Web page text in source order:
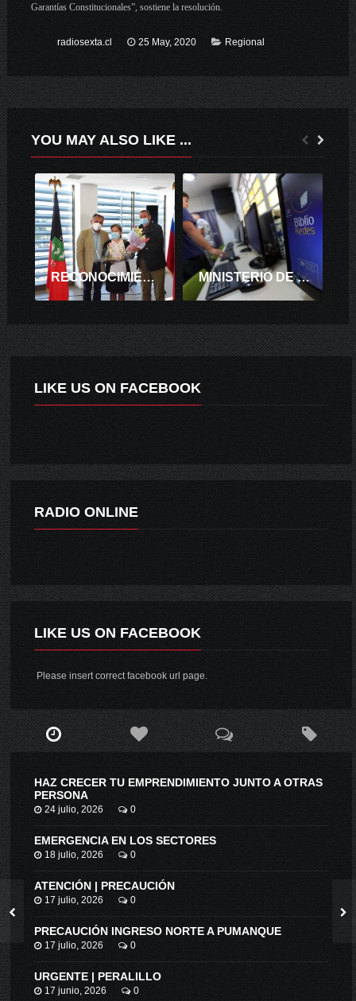
Garantías Constitucionales”, sostiene la resolución.
radiosexta.cl 25 May, 2020 Regional
YOU MAY ALSO LIKE ...
RECONOCIMIENTO COMUNAL DAEM SANTA CRUZ, REALIZA CEREMONIA DE RETIRO DOCENTE MINISTERIO DE LAS CULTURAS ENTREGA RECURSOS PARA MEJORAR EQUIPAMIENTO Y MOBILIARIO DE BIBLIOTECAS PÚBLICAS DEL PAÍS.
LIKE US ON FACEBOOK
RADIO ONLINE
LIKE US ON FACEBOOK
Please insert correct facebook url page.
HAZ CRECER TU EMPRENDIMIENTO JUNTO A OTRAS
PERSONA
24 julio, 2026 0
EMERGENCIA EN LOS SECTORES
18 julio, 2026 0
ATENCIÓN | PRECAUCIÓN
17 julio, 2026 0
PRECAUCIÓN INGRESO NORTE A PUMANQUE
17 julio, 2026 0
URGENTE | PERALILLO
17 junio, 2026 0